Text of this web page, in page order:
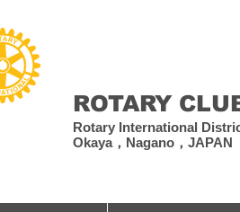
ROTARY
Rotary International
Okaya，Nagano，JAPAN